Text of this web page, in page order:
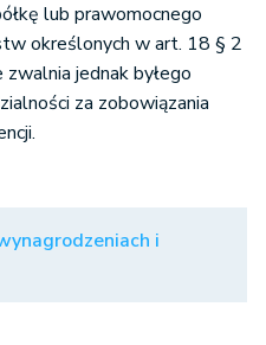
lub prawomocnego
określonych w art. 18 § 2
jednak byłego
za zobowiązania
i